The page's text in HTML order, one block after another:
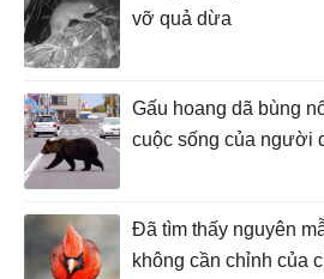
vỡ quả dừa
Gấu hoang dã bùng
cuộc sống của người
Đã tìm thấy nguyên
không cần chỉnh của